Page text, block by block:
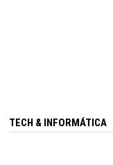
TECH & INFORMÁTICA